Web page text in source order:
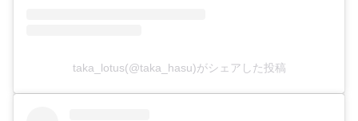
taka_lotus(@taka_hasu)がシェアした投稿